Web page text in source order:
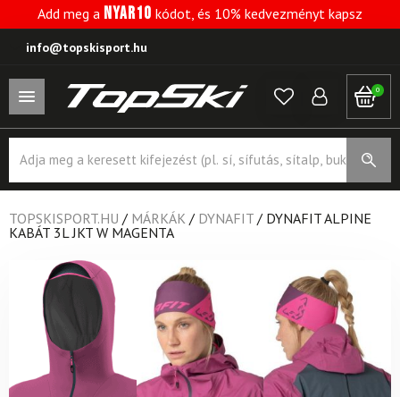
Add meg a NYAR10 kódot, és 10% kedvezményt kapsz
info@topskisport.hu
0
search
TOPSKISPORT.HU / MÁRKÁK / DYNAFIT / DYNAFIT ALPINE
KABÁT 3L JKT W MAGENTA